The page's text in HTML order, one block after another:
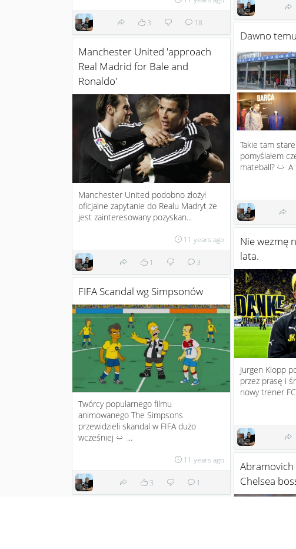
3 18
Dawno
Takie tam
pomyślałem
mateball? :) A
Manchester United 'approach
Real Madrid for Bale and
Ronaldo'
Manchester United podobno złożył
oficjalne zapytanie do Realu Madryt że
jest zainteresowany pozyskan...
11 years ago
1 3
Nie wezmę
lata.
Jurgen Klopp
przez prasę i
nowy trener
FIFA Scandal wg Simpsonów
Twórcy popularnego filmu
animowanego The Simpsons
przewidzieli skandal w FIFA dużo
wcześniej
:) ...
11 years ago
3 1
Abramovich
Chelsea